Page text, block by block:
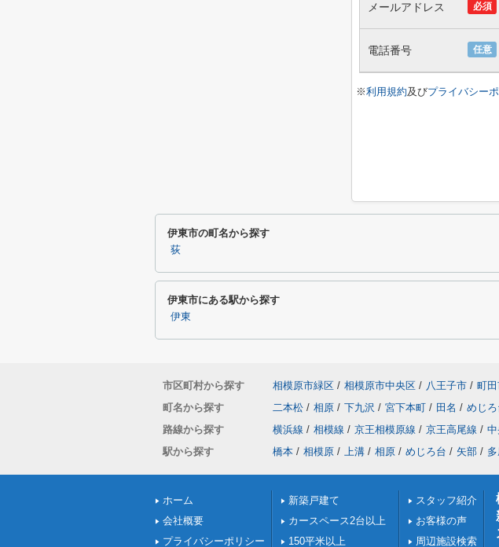
必須
メールアドレス
任意
電話番号
※利用規約及びプライバシー
伊東市の町名から探す
荻
伊東市にある駅から探す
伊東
市区町村から探す 相模原市緑区 / 相模原市中央区 / 八王子市 / 町
町名から探す
二本松 / 相原 / 下九沢 / 宮下本町 / 田名 / めじろ
路線から探す
横浜線 / 相模線 / 京王相模原線 / 京王高尾線 / 中
駅から探す
橋本 / 相模原 / 上溝 / 相原 / めじろ台 / 矢部 /
ホーム
会社概要
プライバシーポリシー
新築戸建て
カースペース2台以上
150平米以上
スタッフ紹介
お客様の声
周辺施設検索